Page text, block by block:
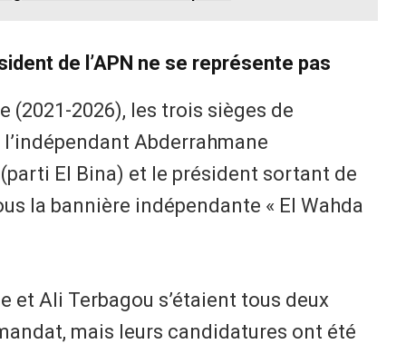
de l’APN ne se représente pas
(2021-2026), les trois sièges de
Abderrahmane
El Bina) et le président sortant de
la bannière indépendante « El Wahda
et Ali Terbagou s’étaient tous deux
mais leurs candidatures ont été